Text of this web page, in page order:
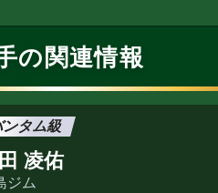
の関連情報
ンタム級
凌佑
ジム